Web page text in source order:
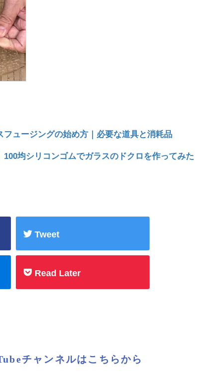
フュージングの始め方｜必要な道具と消耗品
100均シリコンゴムでガラスのドクロを作ってみた
Tweet
Read Later
チャンネルはこちらから